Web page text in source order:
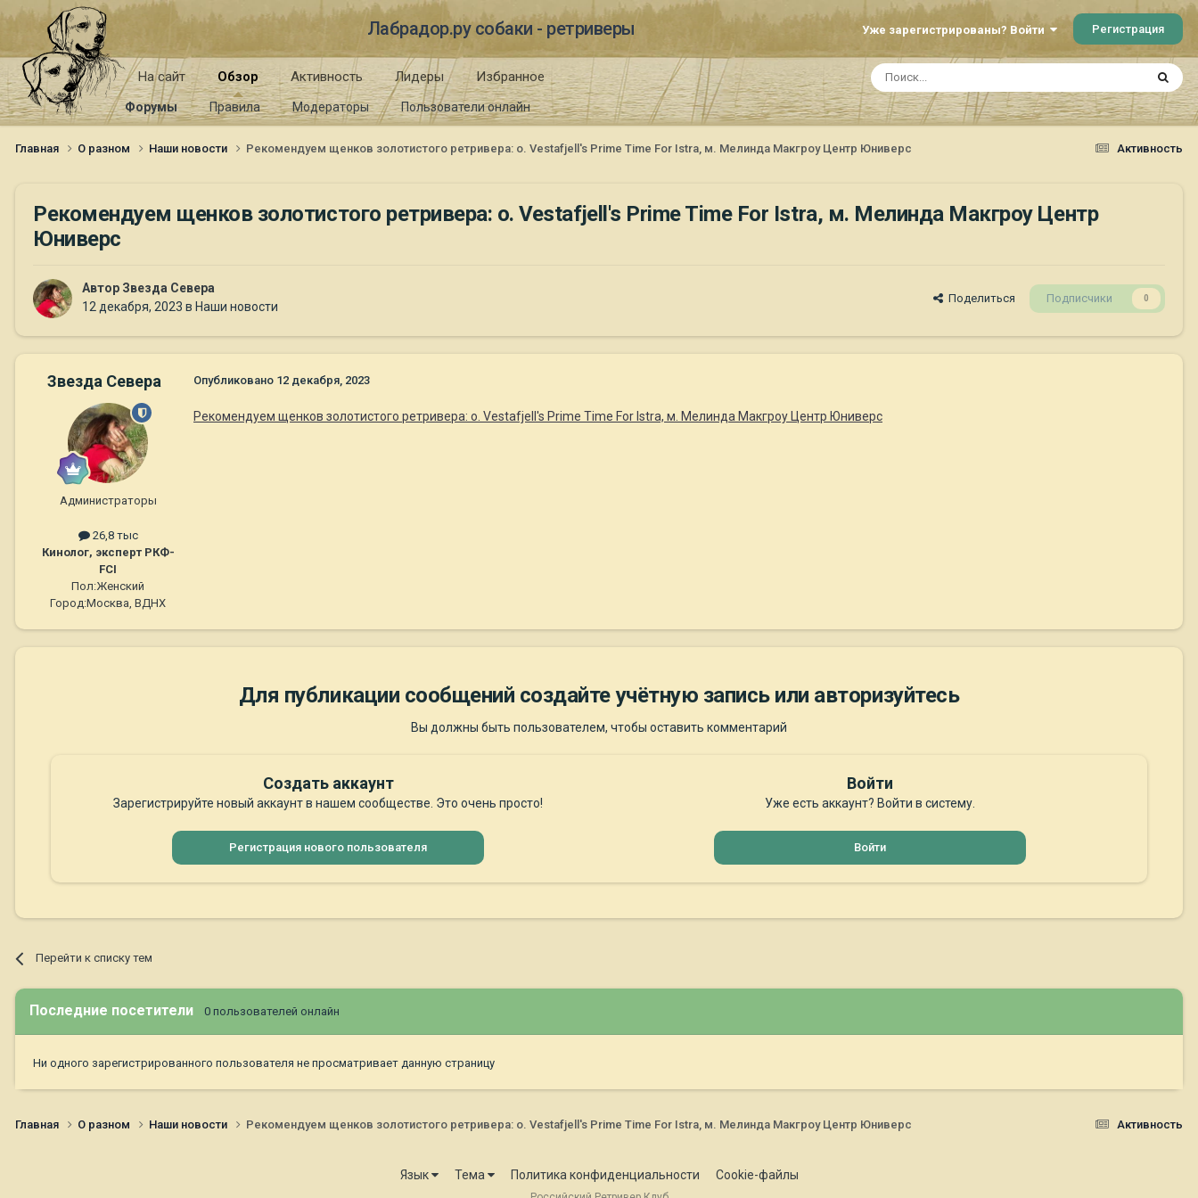
Лабрадор.ру собаки - ретриверы Уже зарегистрированы? Войти Регистрация
На сайт Обзор
Форумы Правила Модераторы Пользователи онлайн
Активность Лидеры Избранное
Активность
Главная О разном Наши новости Рекомендуем щенков золотистого ретривера: о. Vestafjell's Prime Time For Istra, м. Мелинда Макгроу Центр Юниверс
Рекомендуем щенков золотистого ретривера: о. Vestafjell's Prime Time For Istra, м. Мелинда Макгроу Центр
Юниверс
Автор Звезда Севера
12 декабря, 2023 в Наши новости
Поделиться Подписчики 0
Звезда Севера
Администраторы
26,8 тыс
Кинолог, эксперт РКФ-
FCI
Пол:Женский
Город:Москва, ВДНХ
Опубликовано 12 декабря, 2023
Рекомендуем щенков золотистого ретривера: о. Vestafjell's Prime Time For Istra, м. Мелинда Макгроу Центр Юниверс
Для публикации сообщений создайте учётную запись или авторизуйтесь
Вы должны быть пользователем, чтобы оставить комментарий
Создать аккаунт
Зарегистрируйте новый аккаунт в нашем сообществе. Это очень просто!
Регистрация нового пользователя
Войти
Уже есть аккаунт? Войти в систему.
Войти
Перейти к списку тем
Последние посетители 0 пользователей онлайн
Ни одного зарегистрированного пользователя не просматривает данную страницу
Активность
Главная О разном Наши новости Рекомендуем щенков золотистого ретривера: о. Vestafjell's Prime Time For Istra, м. Мелинда Макгроу Центр Юниверс
Язык Тема Политика конфиденциальности Cookie-файлы